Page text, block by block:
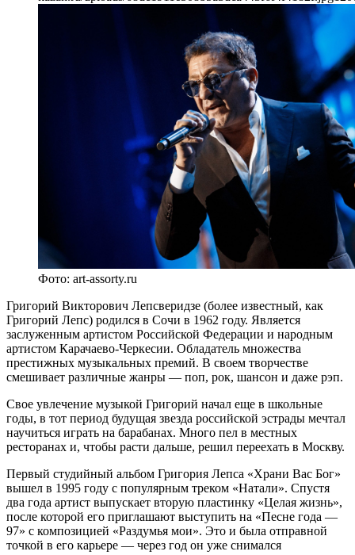
Фото: art-assorty.ru
Григорий Викторович Лепсверидзе (более известный, как
Григорий Лепс) родился в Сочи в 1962 году. Является
заслуженным артистом Российской Федерации и народным
артистом Карачаево-Черкесии. Обладатель множества
престижных музыкальных премий. В своем творчестве
смешивает различные жанры — поп, рок, шансон и даже рэп.
Свое увлечение музыкой Григорий начал еще в школьные
годы, в тот период будущая звезда российской эстрады мечтал
научиться играть на барабанах. Много пел в местных
ресторанах и, чтобы расти дальше, решил переехать в Москву.
Первый студийный альбом Григория Лепса «Храни Вас Бог»
вышел в 1995 году с популярным треком «Натали». Спустя
два года артист выпускает вторую пластинку «Целая жизнь»,
после которой его приглашают выступить на «Песне года —
97» с композицией «Раздумья мои». Это и была отправной
точкой в его карьере — через год он уже снимался